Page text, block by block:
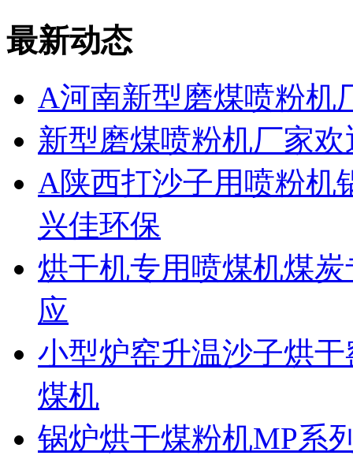
最新动态
A河南新型磨煤喷粉机
新型磨煤喷粉机厂家
A陕西打沙子用喷粉机
兴佳环保
烘干机专用喷煤机煤
应
小型炉窑升温沙子烘
煤机
锅炉烘干煤粉机MP系